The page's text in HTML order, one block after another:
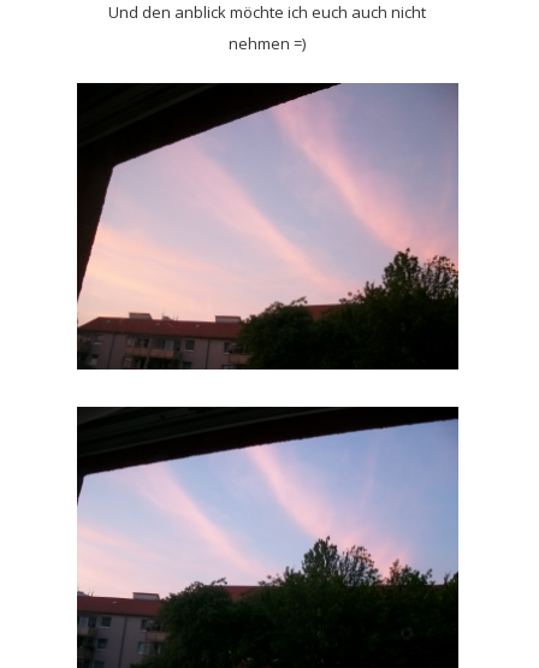
Und den anblick möchte ich euch auch nicht
nehmen =)